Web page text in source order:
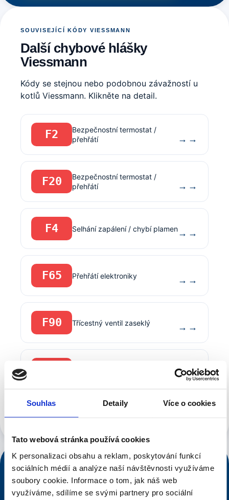
Souhlas Detaily Více o cookies
Tato webová stránka používá cookies
K personalizaci obsahu a reklam, poskytování funkcí
sociálních médií a analýze naší návštěvnosti využíváme
soubory cookie. Informace o tom, jak náš web
využíváme, sdílíme se svými partnery pro sociální
SOUVISEJÍCÍ KÓDY VIESSMANN
Další chybové hlášky
Viessmann
Kódy se stejnou nebo podobnou závažností u
kotlů Viessmann. Klikněte na detail.
F2
Bezpečnostní termostat /
přehřátí
→
F20
Bezpečnostní termostat /
přehřátí
→
F4 Selhání zapálení / chybí plamen→
F65 Přehřátí elektroniky →
F90 Třícestný ventil zaseklý →
→
NONSTOP DISPEČINK
776 546 633